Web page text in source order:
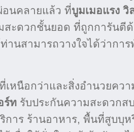
อนคลายแล้ว ที่บูมเมอแรง วิ
สะดวกชั้นยอด ที่ถูกการันตี
านสามารถวางใจได้ว่ากา
เหนือกว่าและสิ่งอำนวยคว
ร์ท รับประกันความสะดวกส
การ ร้านอาหาร, พื้นที่สูบบุ